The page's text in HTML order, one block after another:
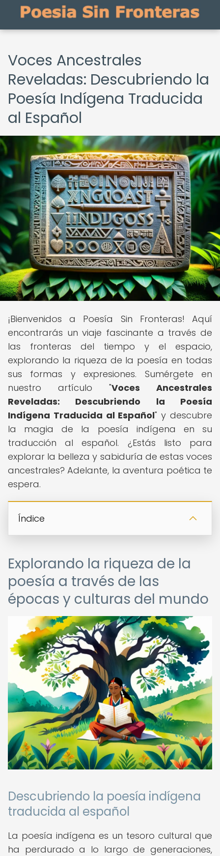
Voces Ancestrales
Reveladas: Descubriendo la
Poesía Indígena Traducida
al Español
¡Bienvenidos a Poesía Sin Fronteras! Aquí
encontrarás un viaje fascinante a través de
las fronteras del tiempo y el espacio,
explorando la riqueza de la poesía en todas
sus formas y expresiones. Sumérgete en
nuestro artículo "Voces Ancestrales
Reveladas: Descubriendo la Poesía
Indígena Traducida al Español" y descubre
la magia de la poesía indígena en su
traducción al español. ¿Estás listo para
explorar la belleza y sabiduría de estas voces
ancestrales? Adelante, la aventura poética te
espera.
Índice
Explorando la riqueza de la
poesía a través de las
épocas y culturas del mundo
Descubriendo la poesía indígena
traducida al español
La poesía indígena es un tesoro cultural que
ha perdurado a lo largo de generaciones,